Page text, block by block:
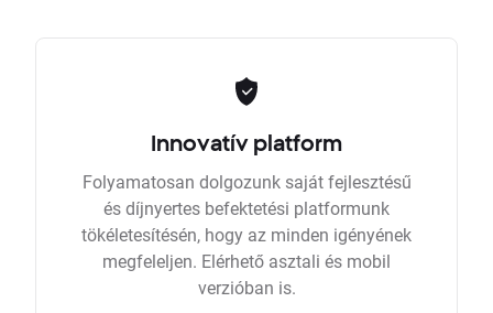
Innovatív platform
Folyamatosan dolgozunk saját fejlesztésű
és díjnyertes befektetési platformunk
tökéletesítésén, hogy az minden igényének
megfeleljen. Elérhető asztali és mobil
verzióban is.